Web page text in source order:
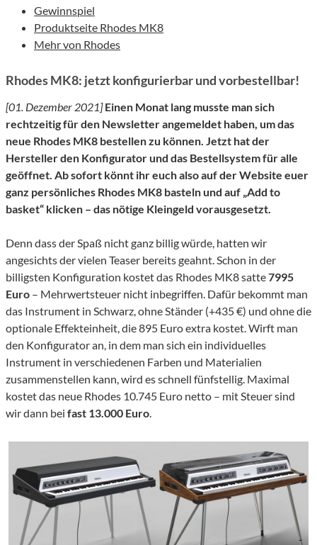
Gewinnspiel
Produktseite Rhodes MK8
Mehr von Rhodes
Rhodes MK8: jetzt konfigurierbar und vorbestellbar!
[01. Dezember 2021] Einen Monat lang musste man sich
rechtzeitig für den Newsletter angemeldet haben, um das
neue Rhodes MK8 bestellen zu können. Jetzt hat der
Hersteller den Konfigurator und das Bestellsystem für alle
geöffnet. Ab sofort könnt ihr euch also auf der Website euer
ganz persönliches Rhodes MK8 basteln und auf „Add to
basket“ klicken – das nötige Kleingeld vorausgesetzt.
Denn dass der Spaß nicht ganz billig würde, hatten wir
angesichts der vielen Teaser bereits geahnt. Schon in der
billigsten Konfiguration kostet das Rhodes MK8 satte7995
Euro – Mehrwertsteuer nicht inbegriffen. Dafür bekommt man
das Instrument in Schwarz, ohne Ständer (+435 €) und ohne die
optionale Effekteinheit, die 895 Euro extra kostet. Wirft man
den Konfigurator an, in dem man sich ein individuelles
Instrument in verschiedenen Farben und Materialien
zusammenstellen kann, wird es schnell fünfstellig. Maximal
kostet das neue Rhodes 10.745 Euro netto – mit Steuer sind
wir dann bei fast 13.000 Euro.